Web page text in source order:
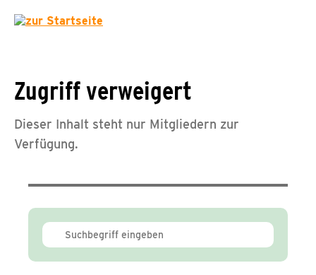
Zugriff verweigert
Dieser Inhalt steht nur Mitgliedern zur
Verfügung.